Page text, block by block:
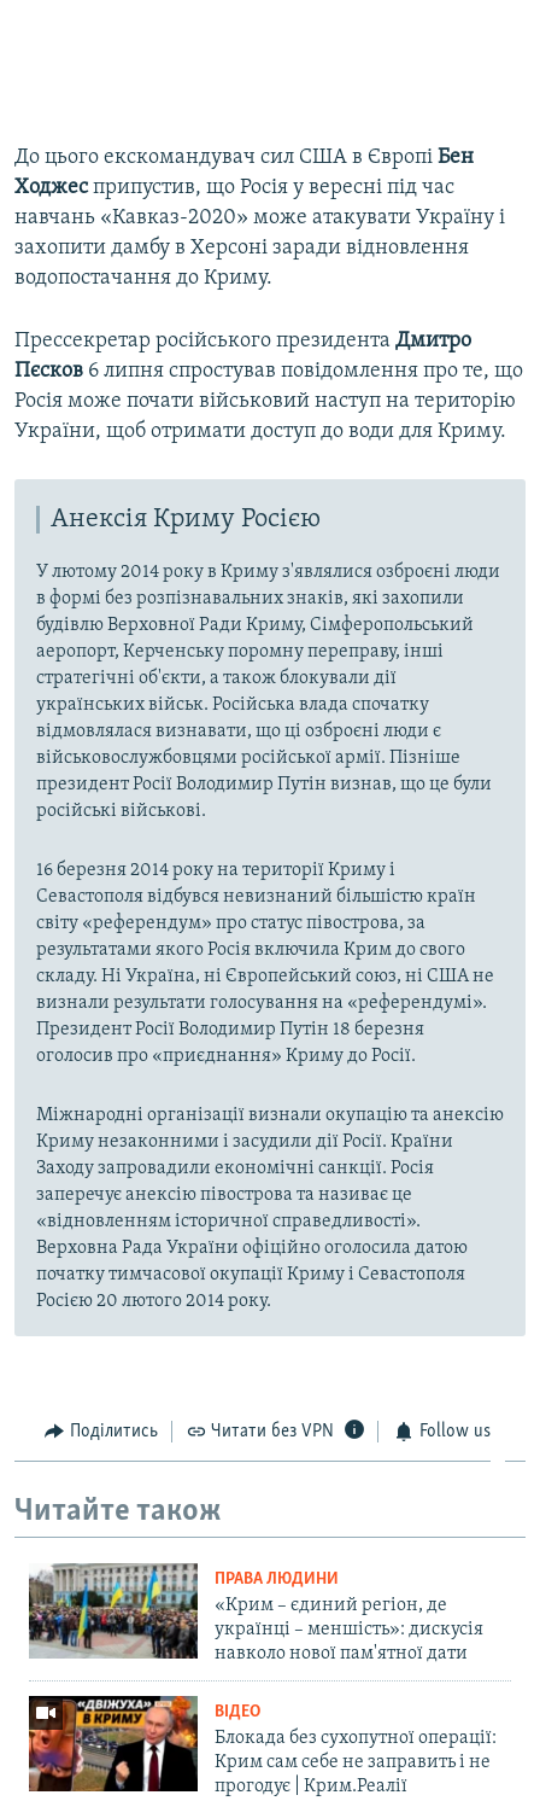
До цього екскомандувач сил США в Європі Бен
Ходжесприпустив, що Росія у вересні під час
навчань «Кавказ-2020» може атакувати Україну і
захопити дамбу в Херсоні заради відновлення
водопостачання до Криму.
Прессекретар російського президента Дмитро
Пєсков 6 липня спростував повідомлення про те, що
Росія може почати військовий наступ на територію
України, щоб отримати доступ до води для Криму.
Анексія Криму Росією
У лютому 2014 року в Криму з'являлися озброєні люди
в формі без розпізнавальних знаків, які захопили
будівлю Верховної Ради Криму, Сімферопольський
аеропорт, Керченську поромну переправу, інші
стратегічні об'єкти, а також блокували дії
українських військ. Російська влада спочатку
відмовлялася визнавати, що ці озброєні люди є
військовослужбовцями російської армії. Пізніше
президент Росії Володимир Путін визнав, що це були
російські військові.
16 березня 2014 року на території Криму і
Севастополя відбувся невизнаний більшістю країн
світу «референдум» про статус півострова, за
результатами якого Росія включила Крим до свого
складу. Ні Україна, ні Європейський союз, ні США не
визнали результати голосування на «референдумі».
Президент Росії Володимир Путін 18 березня
оголосив про «приєднання» Криму до Росії.
Міжнародні організації визнали окупацію та анексію
Криму незаконними і засудили дії Росії. Країни
Заходу запровадили економічні санкції. Росія
заперечує анексію півострова та називає це
«відновленням історичної справедливості».
Верховна Рада України офіційно оголосила датою
початку тимчасової окупації Криму і Севастополя
Росією 20 лютого 2014 року.
Поділитись Читати без VPN Follow us
Читайте також
ПРАВА ЛЮДИНИ
«Крим – єдиний регіон, де
українці – меншість»: дискусія
навколо нової пам'ятної дати
ВІДЕО
Блокада без сухопутної операції:
Крим сам себе не заправить і не
прогодує | Крим.Реалії